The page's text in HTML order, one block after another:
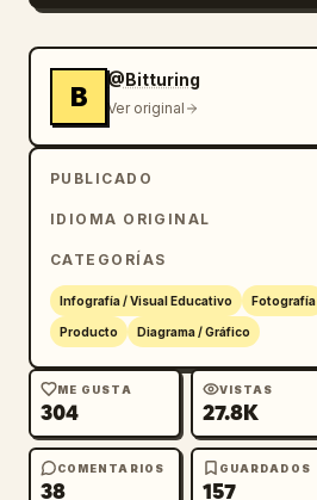
B
@Bitturing
Ver original
PUBLICADO
IDIOMA ORIGINAL
CATEGORÍAS
Infografía / Visual Educativo Fotografía
Producto Diagrama / Gráfico
ME GUSTA
304
VISTAS
27.8K
COMENTARIOS
38
GUARDADOS
157